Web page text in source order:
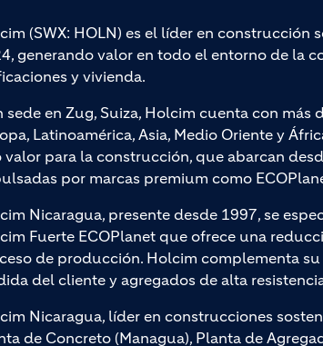
(SWX: HOLN) es el líder en construcción
generando valor en todo el entorno de la
y vivienda.
sede en Zug, Suiza, Holcim cuenta con
Latinoamérica, Asia, Medio Oriente y
valor para la construcción, que abarcan
por marcas premium como
Nicaragua, presente desde 1997, se
Fuerte ECOPlanet que ofrece una
de producción. Holcim complementa
del cliente y agregados de alta
Nicaragua, líder en construcciones
de Concreto (Managua), Planta de